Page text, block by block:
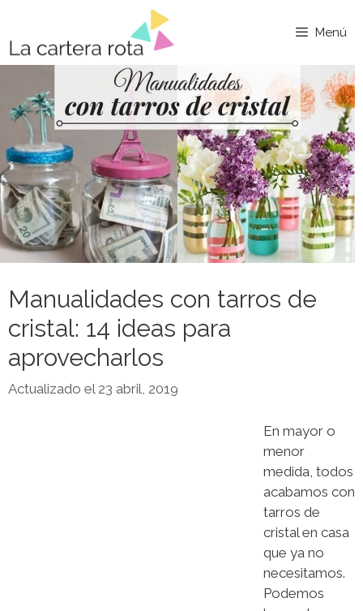
contenido
Menú
Manualidades con tarros de
cristal: 14 ideas para
aprovecharlos
23 abril, 2019
En mayor o
menor
medida, todos
acabamos con
tarros de
cristal en casa
que ya no
necesitamos.
Podemos